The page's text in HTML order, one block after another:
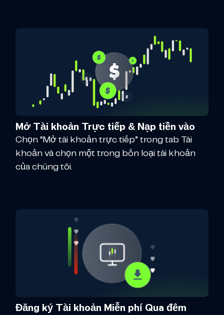
Mở Tài khoản Trực tiếp & Nạp tiền vào
Chọn “Mở tài khoản trực tiếp” trong tab Tài
khoản và chọn một trong bốn loại tài khoản
của chúng tôi.
Đăng ký Tài khoản Miễn phí Qua đêm